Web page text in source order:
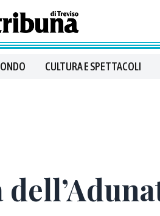
CULTURA E SPETTACOLI